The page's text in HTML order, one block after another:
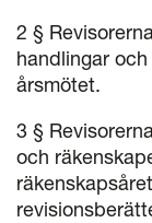
2 §
handlingar
årsmötet.
3 §
och